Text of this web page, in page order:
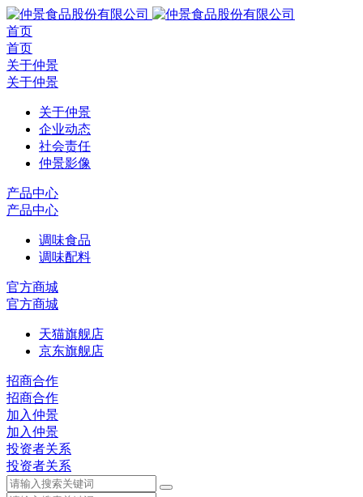
首页
首页
关于仲景
关于仲景
关于仲景
企业动态
社会责任
仲景影像
产品中心
产品中心
调味食品
调味配料
官方商城
官方商城
天猫旗舰店
京东旗舰店
招商合作
招商合作
加入仲景
加入仲景
投资者关系
投资者关系